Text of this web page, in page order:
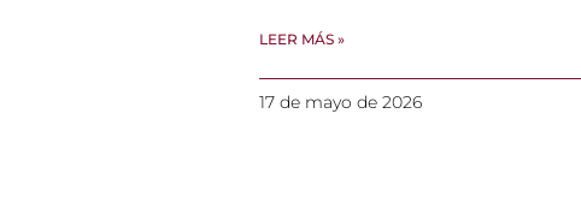
LEER MÁS »
17 de mayo de 2026